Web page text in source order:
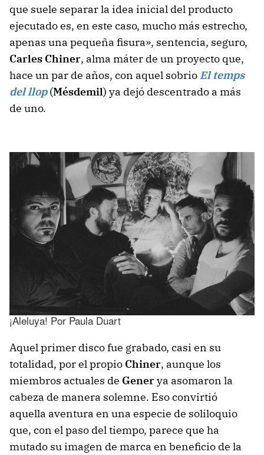
que suele separar la idea inicial del producto
ejecutado es, en este caso, mucho más estrecho,
apenas una pequeña fisura», sentencia, seguro,
Carles Chiner, alma máter de un proyecto que,
hace un par de años, con aquel sobrio El temps
del llop(Mésdemil) ya dejó descentrado a más
de uno.
¡Aleluya! Por Paula Duart
Aquel primer disco fue grabado, casi en su
totalidad, por el propio Chiner, aunque los
miembros actuales de Generya asomaron la
cabeza de manera solemne. Eso convirtió
aquella aventura en una especie de soliloquio
que, con el paso del tiempo, parece que ha
mutado su imagen de marca en beneficio de la